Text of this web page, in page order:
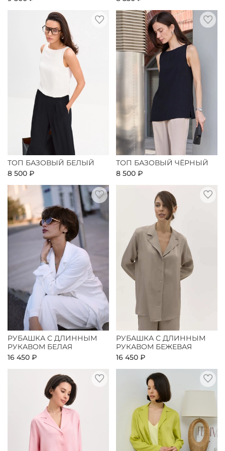
ТОП БАЗОВЫЙ БЕЛЫЙ
8 500 ₽
ТОП БАЗОВЫЙ ЧЁРНЫЙ
8 500 ₽
РУБАШКА С ДЛИННЫМ
РУКАВОМ БЕЛАЯ
16 450 ₽
РУБАШКА С ДЛИННЫМ
РУКАВОМ БЕЖЕВАЯ
16 450 ₽